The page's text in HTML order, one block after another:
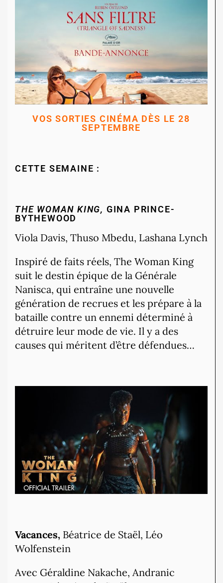
VOS SORTIES CINÉMA DÈS LE 28
SEPTEMBRE
CETTE SEMAINE :
THE WOMAN KING, GINA PRINCE-
BYTHEWOOD
Viola Davis, Thuso Mbedu, Lashana Lynch
Inspiré de faits réels, The Woman King
suit le destin épique de la Générale
Nanisca, qui entraîne une nouvelle
génération de recrues et les prépare à la
bataille contre un ennemi déterminé à
détruire leur mode de vie. Il y a des
causes qui méritent d’être défendues…
Vacances, Béatrice de Staël, Léo
Wolfenstein
Avec Géraldine Nakache, Andranic